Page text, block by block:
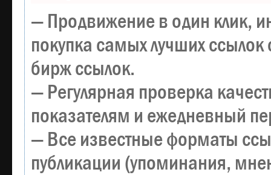
— Продвижение в один клик,
покупка самых лучших ссылок
бирж ссылок.
— Регулярная проверка
показателям и ежедневный
— Все известные форматы
публикации (упоминания,